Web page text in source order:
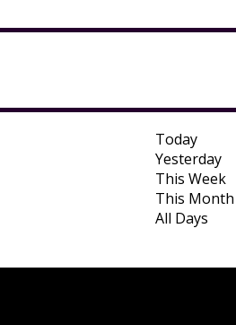
Today
Yesterday
This Week
This Month
All Days